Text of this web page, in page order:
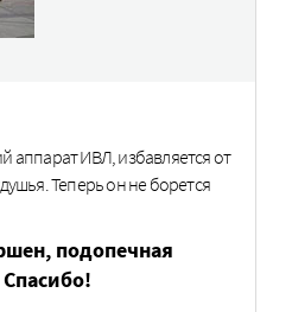
аппарат ИВЛ, избавляется от
Теперь он не борется
подопечная